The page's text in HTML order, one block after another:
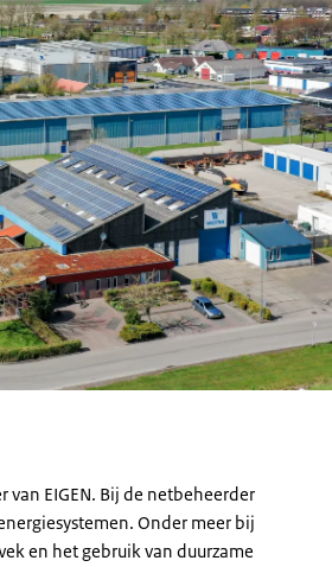
EIGEN. Bij de netbeheerder
Onder meer bij
en het gebruik van duurzame